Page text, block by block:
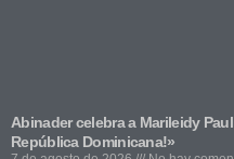
Abinader celebra a Marileidy
República Dominicana!»